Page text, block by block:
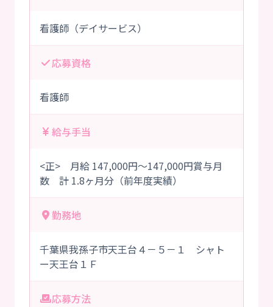
看護師（デイサービス）
応募資格
看護師
給与手当
<正> 月給 147,000円～147,000円賞与月
数 計 1.8ヶ月分（前年度実績）
勤務地
千葉県我孫子市天王台４－５－１ シャト
ー天王台１Ｆ
応募方法